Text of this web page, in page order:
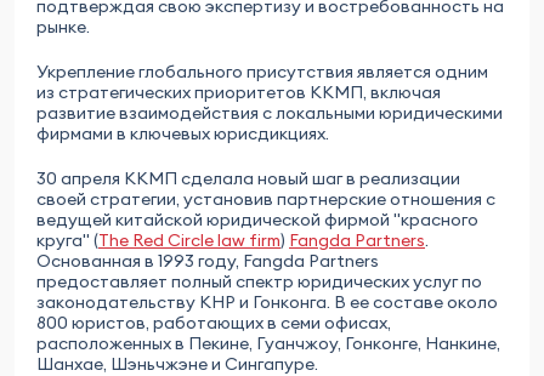
подтверждая свою экспертизу и востребованность на
рынке.
Укрепление глобального присутствия является одним
из стратегических приоритетов ККМП, включая
развитие взаимодействия с локальными юридическими
фирмами в ключевых юрисдикциях.
30 апреля ККМП сделала новый шаг в реализации
своей стратегии, установив партнерские отношения с
ведущей китайской юридической фирмой "красного
круга" (The Red Circle law firm) Fangda Partners.
Основанная в 1993 году, Fangda Partners
предоставляет полный спектр юридических услуг по
законодательству КНР и Гонконга. В ее составе около
800 юристов, работающих в семи офисах,
расположенных в Пекине, Гуанчжоу, Гонконге, Нанкине,
Шанхае, Шэньчжэне и Сингапуре.